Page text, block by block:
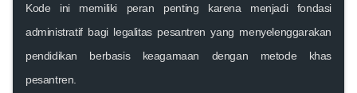
Kode ini memiliki peran penting karena menjadi fondasi
administratifbagi legalitas pesantren yang menyelenggarakan
pendidikan berbasis keagamaan dengan metode khas
pesantren.